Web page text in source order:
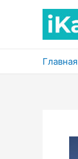
содержимому
Главная